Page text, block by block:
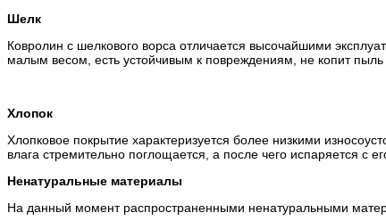
Шелк
Ковролин с шелкового ворса отличается высочайшими
малым весом, есть устойчивым к повреждениям, не копит пыль
Хлопок
Хлопковое покрытие характеризуется более низкими
влага стремительно поглощается, а после чего испаряется с
Ненатуральные материалы
На данный момент распространенными ненатуральными